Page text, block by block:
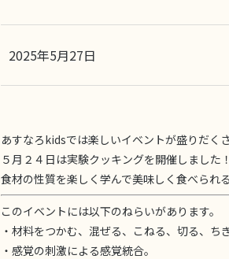
2025年5月27日
あすなろkidsでは楽しいイベントが盛りだく
５月２４日は実験クッキングを開催しました！
食材の性質を楽しく学んで美味しく食べられる
このイベントには以下のねらいがあります。
・材料をつかむ、混ぜる、こねる、切る、ち
・感覚の刺激による感覚統合。